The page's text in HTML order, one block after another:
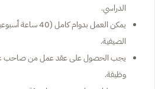
الدراسي.
يمكن العمل بدوام
الصيفية.
يجب الحصول على عقد عمل من صاحب
وظيفة.